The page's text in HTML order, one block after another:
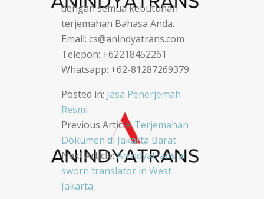
dengan semua kebutuhan
terjemahan Bahasa Anda.
Email: cs@anindyatrans.com
Telepon: +62218452261
Whatsapp: +62-81287269379
Posted in: Jasa Penerjemah
Resmi
Post
navigation
Previous Article:Terjemahan
Dokumen di Jakarta Barat
Next Article:Anindyatrans a
sworn translator in West
Jakarta